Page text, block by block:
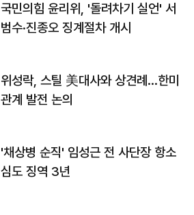
국민의힘 윤리위, '돌려차기 실언' 서
범수·진종오 징계절차 개시
위성락, 스틸 美대사와 상견례…한미
관계 발전 논의
'채상병 순직' 임성근 전 사단장 항소
심도 징역 3년